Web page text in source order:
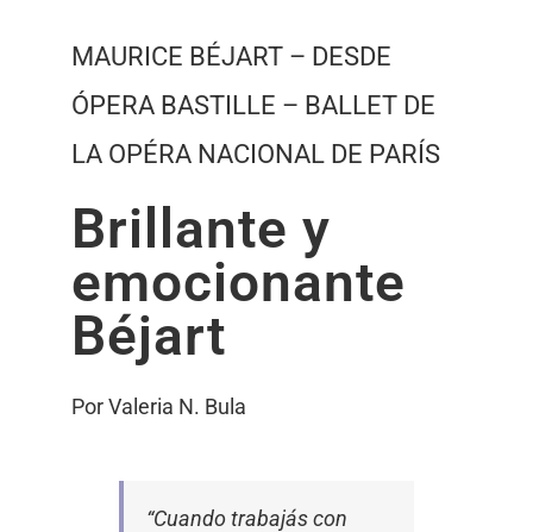
MAURICE BÉJART – DESDE
ÓPERA BASTILLE – BALLET DE
LA OPÉRA NACIONAL DE PARÍS
Brillante y
emocionante
Béjart
Por Valeria N. Bula
“Cuando trabajás con